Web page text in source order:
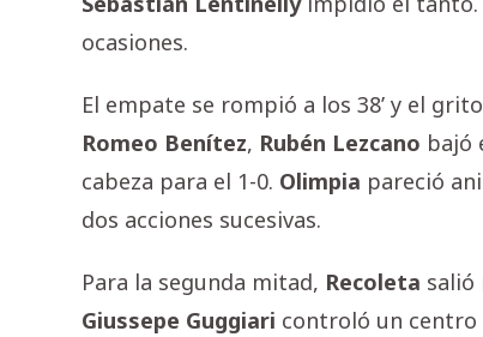
ocasiones.
El empate se rompió a los 38’ y el
Romeo Benítez, Rubén Lezcano bajó
cabeza para el 1-0. Olimpia pareció
dos acciones sucesivas.
Para la segunda mitad, Recoleta salió
Giussepe Guggiari controló un centro